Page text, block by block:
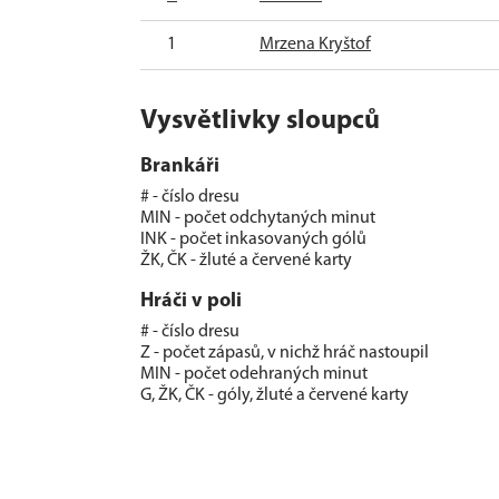
1 Mrzena Kryštof
Vysvětlivky sloupců
Brankáři
# - číslo dresu
MIN - počet odchytaných minut
INK - počet inkasovaných gólů
ŽK, ČK - žluté a červené karty
Hráči v poli
# - číslo dresu
Z - počet zápasů, v nichž hráč nastoupil
MIN - počet odehraných minut
G, ŽK, ČK - góly, žluté a červené karty